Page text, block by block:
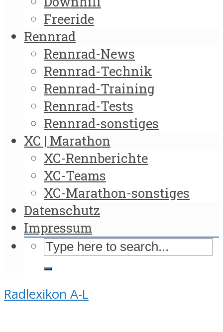
Freeride
Rennrad
Rennrad-News
Rennrad-Technik
Rennrad-Training
Rennrad-Tests
Rennrad-sonstiges
XC | Marathon
XC-Rennberichte
XC-Teams
XC-Marathon-sonstiges
Datenschutz
Impressum
Radlexikon A-L